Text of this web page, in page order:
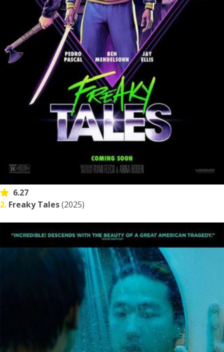
6.27
2. Freaky Tales(2025)